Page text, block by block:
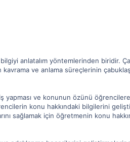
anlatalım yöntemlerinden biridir.
ve anlama süreçlerinin
ve konunun özünü
konu hakkındaki bilgilerini
sağlamak için öğretmenin konu